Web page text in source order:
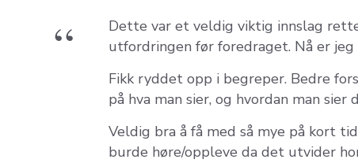
Dette var et veldig viktig innslag
utfordringen før foredraget. Nå er
Fikk ryddet opp i begreper. Bedre
på hva man sier, og hvordan man sier
Veldig bra å få med så mye på kort
burde høre/oppleve da det utvider